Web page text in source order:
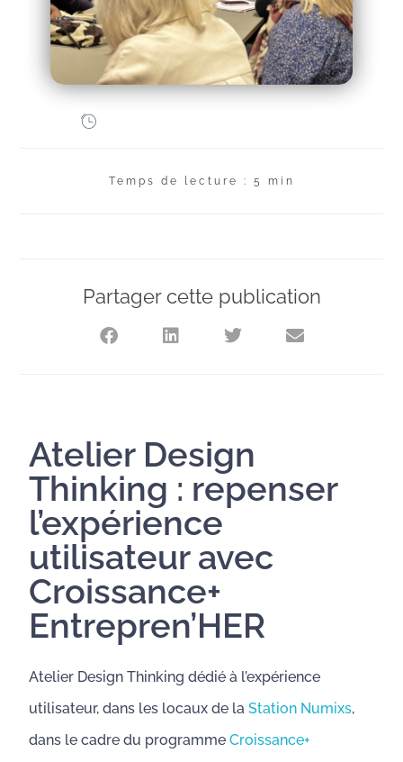
Temps de lecture : 5 min
Partager cette publication
Atelier Design
Thinking : repenser
l’expérience
utilisateur avec
Croissance+
Entrepren’HER
Atelier Design Thinking dédié à l’expérience
utilisateur, dans les locaux de laStation Numixs,
dans le cadre du programmeCroissance+